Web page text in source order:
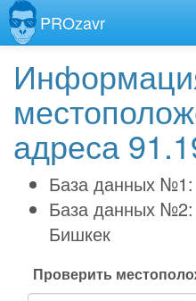
PROzavr
адреса
База данных №1:
База данных №2:
Бишкек
Проверить